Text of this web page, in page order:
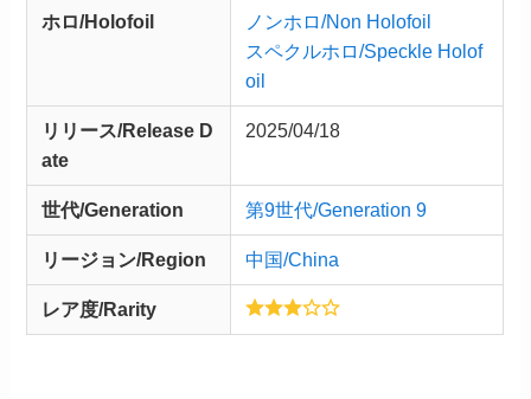
ホロ/Holofoil
ノンホロ/Non Holofoil
スペクルホロ/Speckle Holof
oil
リリース/Release D
ate
2025/04/18
世代/Generation 第9世代/Generation 9
リージョン/Region 中国/China
レア度/Rarity